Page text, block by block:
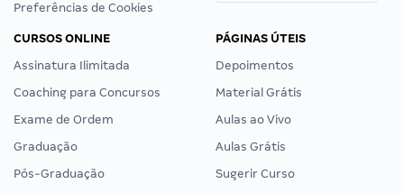
Preferências de Cookies
CURSOS ONLINE
Assinatura Ilimitada
Coaching para Concursos
Exame de Ordem
Graduação
Pós-Graduação
PÁGINAS ÚTEIS
Depoimentos
Material Grátis
Aulas ao Vivo
Aulas Grátis
Sugerir Curso